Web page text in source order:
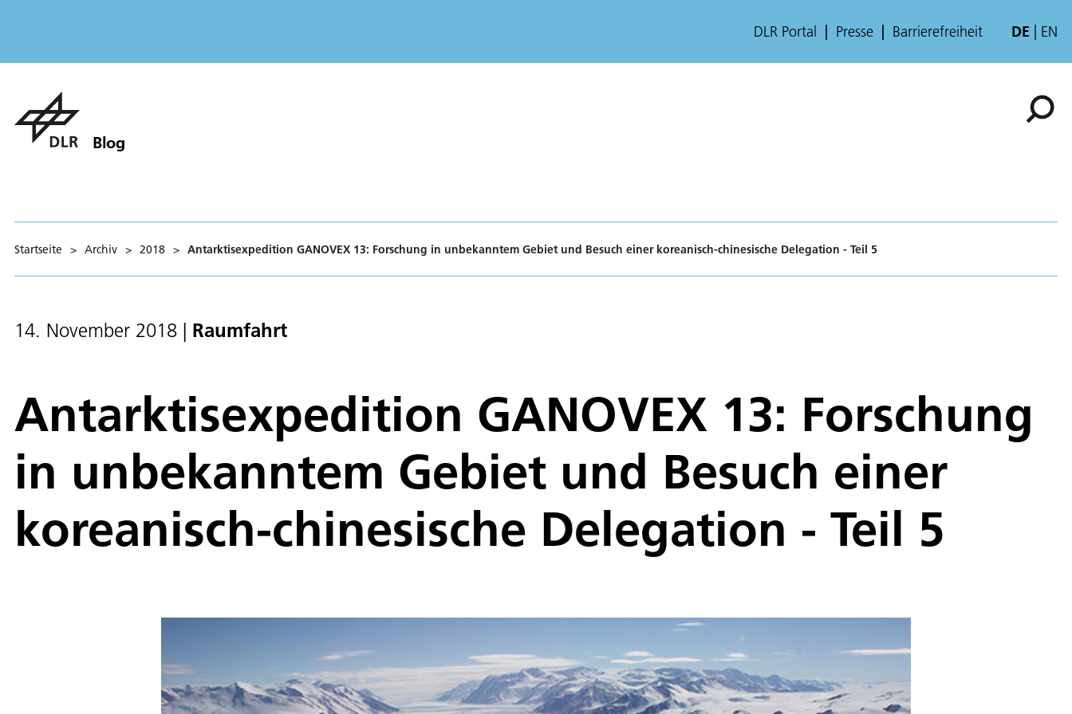
DLR Portal Presse Barrierefreiheit DE EN
Blog
Startseite > Archiv > 2018 > Antarktisexpedition GANOVEX 13: Forschung in unbekanntem Gebiet und Besuch einer koreanisch-chinesische Delegation - Teil 5
14. November 2018 | Raumfahrt
Antarktisexpedition GANOVEX 13: Forschung
in unbekanntem Gebiet und Besuch einer
koreanisch-chinesische Delegation - Teil 5